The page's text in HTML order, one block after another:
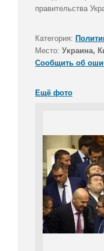
правительства
Категория:
Место: Украина,
Сообщить об
Ещё фото